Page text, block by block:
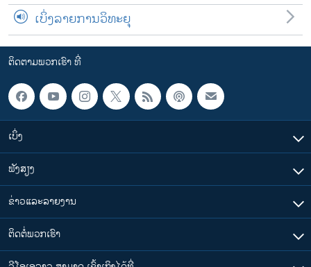
ເບິ່ງລາຍການວິທະຍຸ
ຕິດຕາມພວກເຮົາ ທີ່
ເບິ່ງ
ຟັງສຽງ
ຂ່າວແລະລາຍງານ
ຕິດຕໍ່ພວກເຮົາ